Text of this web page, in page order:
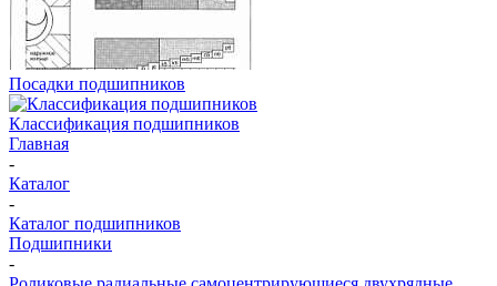
Посадки подшипников
Классификация подшипников
Главная
-
Каталог
-
Каталог подшипников
Подшипники
-